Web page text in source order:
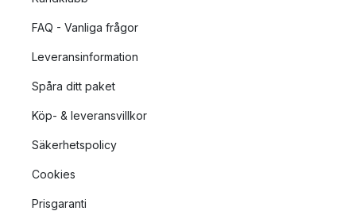
FAQ - Vanliga frågor
Leveransinformation
Spåra ditt paket
Köp- & leveransvillkor
Säkerhetspolicy
Cookies
Prisgaranti